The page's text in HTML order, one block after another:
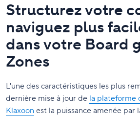
Structurez votre
naviguez plus
dans votre Board
Zones
L'une des caractéristiques les plus
dernière mise à jour de la plateforme
Klaxoon est la puissance amenée par